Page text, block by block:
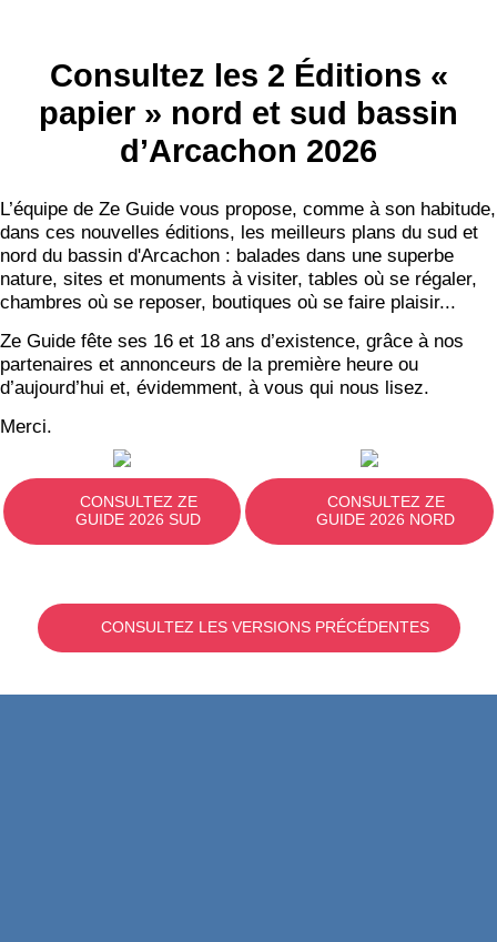
Consultez les 2 Éditions «
papier » nord et sud bassin
d’Arcachon 2026
L’équipe de Ze Guide vous propose, comme à son habitude,
dans ces nouvelles éditions, les meilleurs plans du sud et
nord du bassin d'Arcachon : balades dans une superbe
nature, sites et monuments à visiter, tables où se régaler,
chambres où se reposer, boutiques où se faire plaisir...
Ze Guide fête ses 16 et 18 ans d’existence, grâce à nos
partenaires et annonceurs de la première heure ou
d’aujourd’hui et, évidemment, à vous qui nous lisez.
Merci.
CONSULTEZ ZE
GUIDE 2026 SUD
CONSULTEZ ZE
GUIDE 2026 NORD
CONSULTEZ LES VERSIONS PRÉCÉDENTES